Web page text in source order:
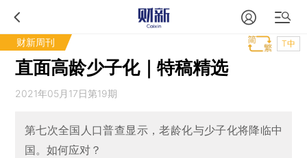
财新周刊 T中
直面高龄少子化｜特稿精选
2021年05月17日第19期
第七次全国人口普查显示，老龄化与少子化将降临中
国。如何应对？